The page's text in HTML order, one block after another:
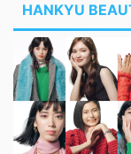
HANKYU